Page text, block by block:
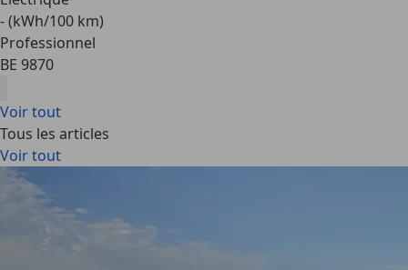
- (kWh/100 km)
Professionnel
BE 9870
Voir tout
Tous les articles
Voir tout